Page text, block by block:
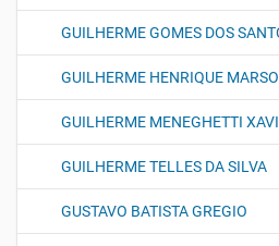
GUILHERME GOMES DOS
GUILHERME HENRIQUE
GUILHERME MENEGHETTI
GUILHERME TELLES DA SILVA
GUSTAVO BATISTA GREGIO